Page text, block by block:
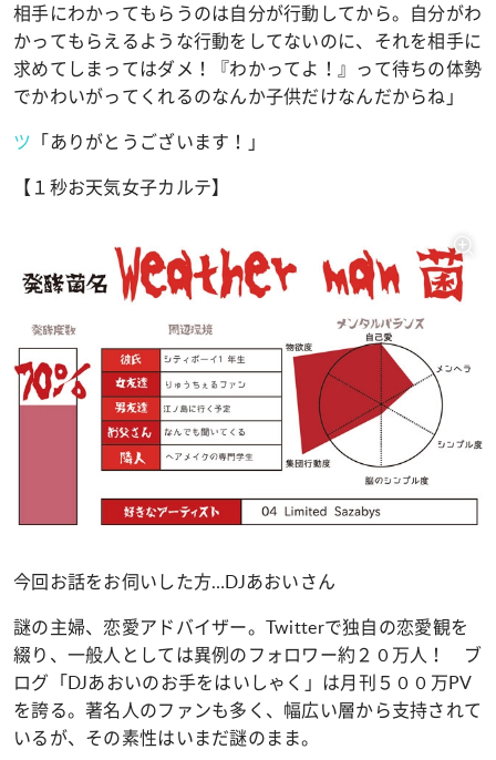
相手にわかってもらうのは自分が行動してから。自分がわ
かってもらえるような行動をしてないのに、それを相手に
求めてしまってはダメ！『わかってよ！』って待ちの体勢
でかわいがってくれるのなんか子供だけなんだからね」
ツ 「ありがとうございます！」
【１秒お天気女子カルテ】
今回お話をお伺いした方…DJあおいさん
謎の主婦、恋愛アドバイザー。Twitterで独自の恋愛観を
綴り、一般人としては異例のフォロワー約２０万人！ ブ
ログ「DJあおいのお手をはいしゃく」は月刊５００万PV
を誇る。著名人のファンも多く、幅広い層から支持されて
いるが、その素性はいまだ謎のまま。